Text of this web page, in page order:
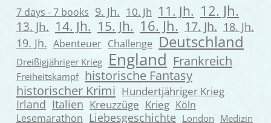
7 days - 7 books 9. Jh. 10. Jh 11. Jh. 12. Jh.
13. Jh. 14. Jh. 15. Jh. 16. Jh. 17. Jh. 18. Jh.
19. Jh. Abenteuer Challenge Deutschland
Dreißigjähriger Krieg England Frankreich
Freiheitskampf historische Fantasy
historischer Krimi Hundertjähriger Krieg
Irland Italien Kreuzzüge Krieg Köln
Lesemarathon Liebesgeschichte London Medizin